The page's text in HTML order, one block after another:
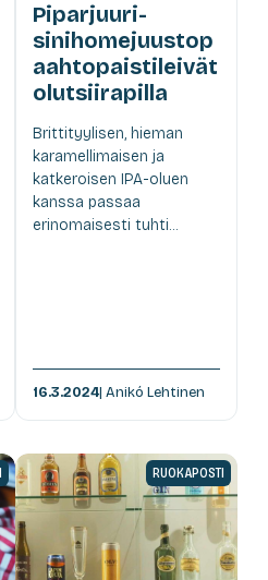
Piparjuuri-
sinihomejuustop
aahtopaistileivät
olutsiirapilla
Brittityylisen, hieman
karamellimaisen ja
katkeroisen IPA-oluen
kanssa passaa
erinomaisesti tuhti...
16.3.2024| Anikó Lehtinen
RUOKAPOSTI